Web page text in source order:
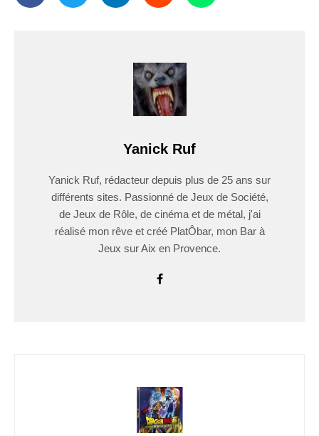
Yanick Ruf
Yanick Ruf, rédacteur depuis plus de 25 ans sur
différents sites. Passionné de Jeux de Société,
de Jeux de Rôle, de cinéma et de métal, j'ai
réalisé mon rêve et créé PlatÔbar, mon Bar à
Jeux sur Aix en Provence.